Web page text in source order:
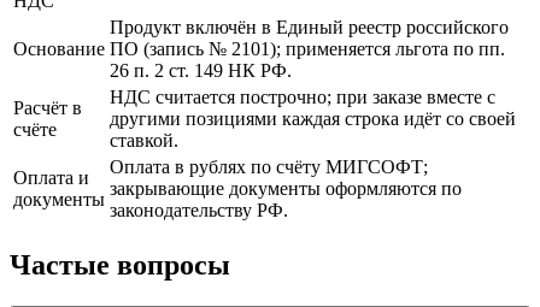
Основание
Продукт включён в Единый реестр российского
ПО (запись № 2101); применяется льгота по пп.
26 п. 2 ст. 149 НК РФ.
Расчёт в
счёте
НДС считается построчно; при заказе вместе с
другими позициями каждая строка идёт со своей
ставкой.
Оплата и
документы
Оплата в рублях по счёту МИГСОФТ;
закрывающие документы оформляются по
законодательству РФ.
Частые вопросы